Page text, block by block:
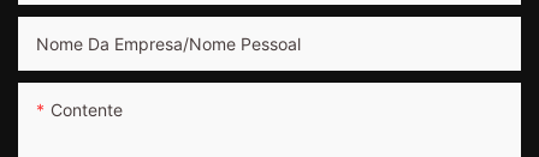
Nome Da Empresa/nome Pessoal
Contente